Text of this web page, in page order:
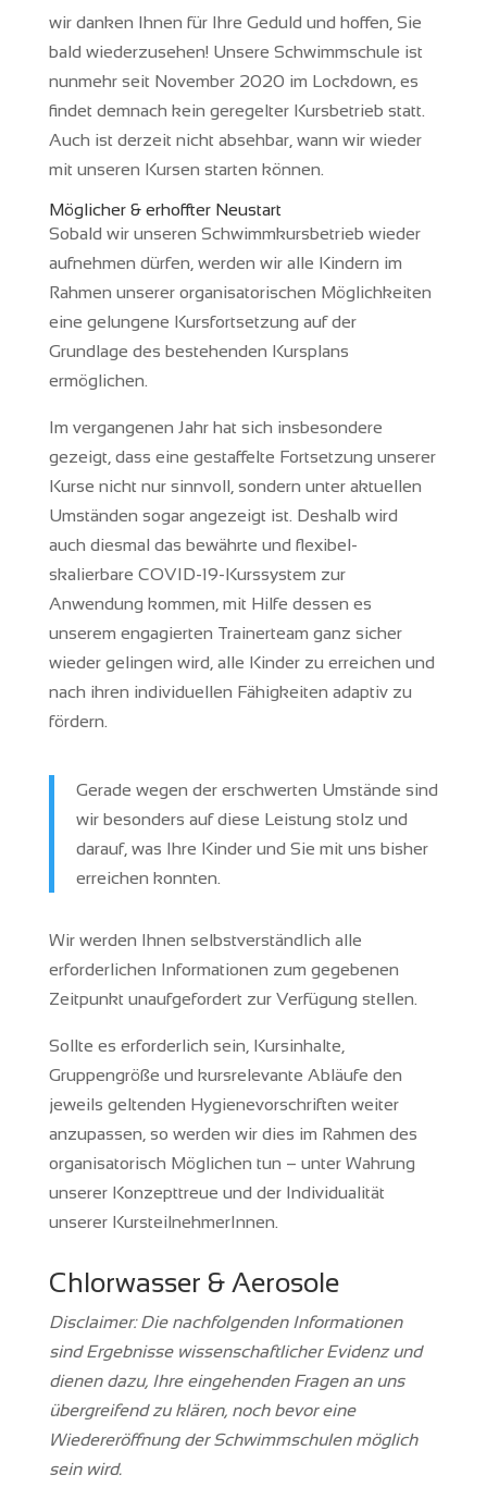
wir danken Ihnen für Ihre Geduld und hoffen, Sie
bald wiederzusehen! Unsere Schwimmschule ist
nunmehr seit November 2020 im Lockdown, es
findet demnach kein geregelter Kursbetrieb statt.
Auch ist derzeit nicht absehbar, wann wir wieder
mit unseren Kursen starten können.
Möglicher & erhoffter Neustart
Sobald wir unseren Schwimmkursbetrieb wieder
aufnehmen dürfen, werden wir alle Kindern im
Rahmen unserer organisatorischen Möglichkeiten
eine gelungene Kursfortsetzung auf der
Grundlage des bestehenden Kursplans
ermöglichen.
Im vergangenen Jahr hat sich insbesondere
gezeigt, dass eine gestaffelte Fortsetzung unserer
Kurse nicht nur sinnvoll, sondern unter aktuellen
Umständen sogar angezeigt ist. Deshalb wird
auch diesmal das bewährte und flexibel-
skalierbare COVID-19-Kurssystem zur
Anwendung kommen, mit Hilfe dessen es
unserem engagierten Trainerteam ganz sicher
wieder gelingen wird, alle Kinder zu erreichen und
nach ihren individuellen Fähigkeiten adaptiv zu
fördern.
Gerade wegen der erschwerten Umstände sind
wir besonders auf diese Leistung stolz und
darauf, was Ihre Kinder und Sie mit uns bisher
erreichen konnten.
Wir werden Ihnen selbstverständlich alle
erforderlichen Informationen zum gegebenen
Zeitpunkt unaufgefordert zur Verfügung stellen.
Sollte es erforderlich sein, Kursinhalte,
Gruppengröße und kursrelevante Abläufe den
jeweils geltenden Hygienevorschriften weiter
anzupassen, so werden wir dies im Rahmen des
organisatorisch Möglichen tun – unter Wahrung
unserer Konzepttreue und der Individualität
unserer KursteilnehmerInnen.
Chlorwasser & Aerosole
Disclaimer: Die nachfolgenden Informationen
sind Ergebnisse wissenschaftlicher Evidenz und
dienen dazu, Ihre eingehenden Fragen an uns
übergreifend zu klären, noch bevor eine
Wiedereröffnung der Schwimmschulen möglich
sein wird.